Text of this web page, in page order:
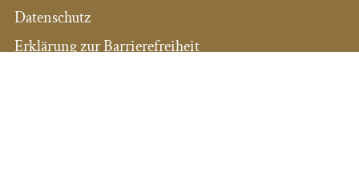
Datenschutz
Erklärung zur Barrierefreiheit